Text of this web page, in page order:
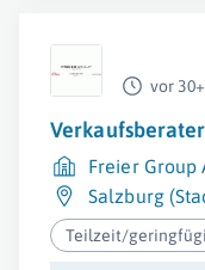
vor
Freier Group
Salzburg
Teilzeit/